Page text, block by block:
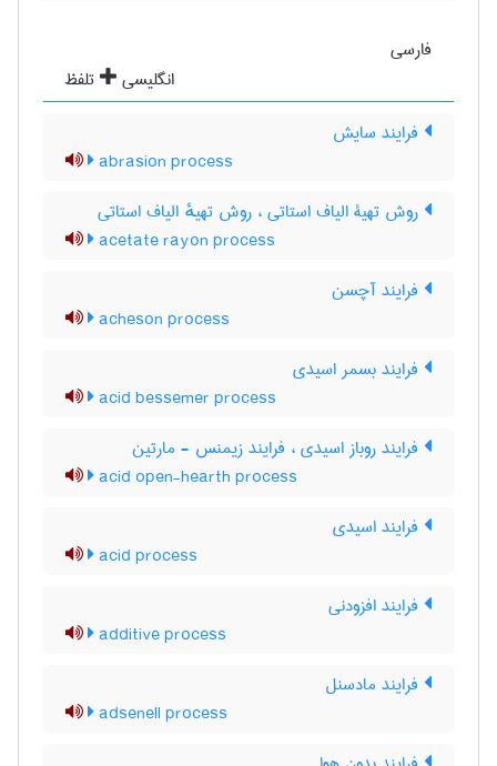
فارسی
انگلیسی
تلفظ
فرایند سایش
abrasion process
روش تهیۀ الیاف استاتی ، روش تهیهٔ الیاف استاتی
acetate rayon process
فرایند آچسن
acheson process
فرایند بسمر اسیدی
acid bessemer process
فرایند روباز اسیدی ، فرایند زیمنس - مارتین
acid open-hearth process
فرایند اسیدی
acid process
فرایند افزودنی
additive process
فرایند مادسنل
adsenell process